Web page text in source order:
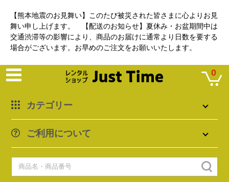
【熊本地震のお見舞い】このたび被災された皆さまに心よりお見
舞い申し上げます。 【配送のお知らせ】夏休み・お盆期間中は
交通渋滞等の影響により、商品のお届けに通常より日数を要する
場合がございます。お早めのご注文をお願いいたします。
カテゴリー
ご利用について
0